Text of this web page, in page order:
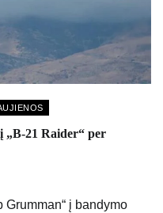
„B-21 Raider“ per
Grumman“ į bandymo